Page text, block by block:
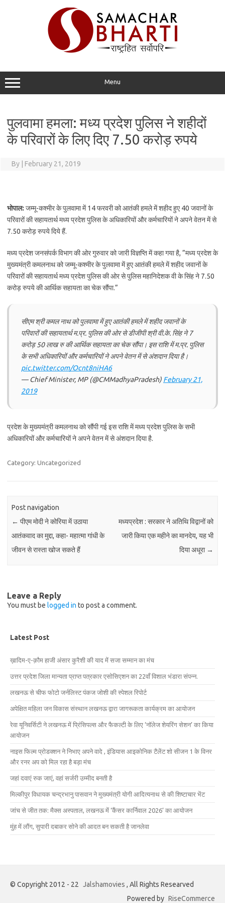
Menu
पुलवामा हमला: मध्य प्रदेश पुलिस ने शहीदों
के परिवारों के लिए दिए 7.50 करोड़ रुपये
By February 21, 2019
भोपाल: जम्मू-कश्मीर के पुलवामा में 14 फरवरी को आतंकी हमले में शहीद हुए 40 जवानों के
परिवारों की सहायतार्थ मध्य प्रदेश पुलिस के अधिकारियों और कर्मचारियों ने अपने वेतन में से
7.50 करोड़ रुपये दिये हैं.
मध्य प्रदेश जनसंपर्क विभाग की ओर गुरुवार को जारी विज्ञप्ति में कहा गया है, ”मध्य प्रदेश के
मुख्यमंत्री कमलनाथ को जम्मू-कश्मीर के पुलवामा में हुए आतंकी हमले में शहीद जवानों के
परिवारों की सहायतार्थ मध्य प्रदेश पुलिस की ओर से पुलिस महानिदेशक वी के सिंह ने 7.50
करोड़ रुपये की आर्थिक सहायता का चेक सौंपा.”
सीएम श्री कमल नाथ को पुलवामा में हुए आतंकी हमले में शहीद जवानों के
परिवारों की सहायतार्थ म.प्र. पुलिस की ओर से डीजीपी श्री वी.के. सिंह ने 7
करोड़ 50 लाख रु की आर्थिक सहायता का चेक सौंपा। इस राशि में म.प्र. पुलिस
के सभी अधिकारियों और कर्मचारियों ने अपने वेतन में से अंशदान दिया है।
pic.twitter.com/Ocnt8niHA6
— Chief Minister, MP (@CMMadhyaPradesh) February 21,
2019
प्रदेश के मुख्यमंत्री कमलनाथ को सौंपी गई इस राशि में मध्य प्रदेश पुलिस के सभी
अधिकारियों और कर्मचारियों ने अपने वेतन में से अंशदान दिया है.
Category: Uncategorized
Post navigation
← पीएम मोदी ने कोरिया में उठाया
आतंकवाद का मुद्दा, कहा- महात्मा गांधी के
जीवन से रास्ता खोज सकते हैं
मध्यप्रदेश : सरकार ने अतिथि विद्वानों को
जारी किया एक महीने का मानदेय, यह भी
दिया अधूरा →
Leave a Reply
You must be logged in to post a comment.
Latest Post
ख़ादिम-ए-क़ौम हाजी अंसार कुरैशी की याद में सजा सम्मान का मंच
उत्तर प्रदेश जिला मान्यता प्राप्त पत्रकार एसोसिएशन का 22वाँ विशाल भंडारा संपन्न.
लखनऊ से चीफ फोटो जर्नलिस्ट पंकज जोशी की स्पेशल रिपोर्ट
अपेक्षित महिला जन विकास संस्थान लखनऊ द्वारा जागरूकता कार्यक्रम का आयोजन
रेवा यूनिवर्सिटी ने लखनऊ में प्रिंसिपल्स और फैकल्टी के लिए ‘नॉलेज शेयरिंग सेशन’ का किया
आयोजन
नाइस फिल्म प्रोडक्शन ने निभाए अपने वादे , इंडियास आइकोनिक टैलेंट शो सीजन 1 के विनर
और रनर अप को मिल रहा है बड़ा मंच
जहां दवाएं रुक जाएं, वहां सर्जरी उम्मीद बनती है
मिल्कीपुर विधायक चन्द्रभानु पासवान ने मुख्यमंत्री योगी आदित्यनाथ से की शिष्टाचार भेंट
जांच से जीत तक: मैक्स अस्पताल, लखनऊ में ‘कैंसर कार्निवाल 2026’ का आयोजन
मुंह में लौंग, सुपारी दबाकर सोने की आदत बन सकती है जानलेवा
© Copyright 2012 - 22 Jalshamovies , All Rights Researved
Powered by RiseCommerce